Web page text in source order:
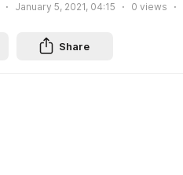
January 5, 2021, 04:15 0 views
Share